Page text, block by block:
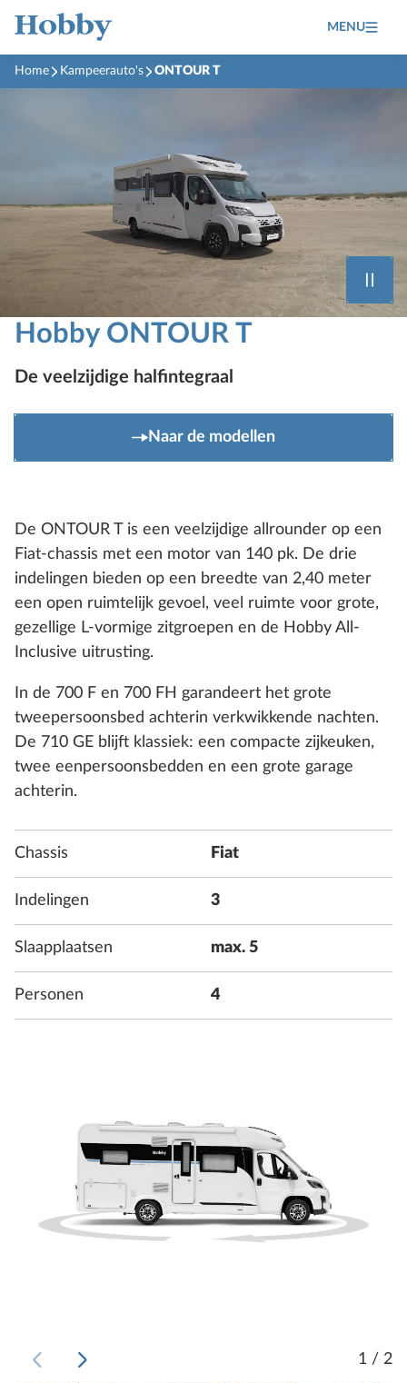
MENU
Home Kampeerauto's ONTOUR T
Hobby ONTOUR T
De veelzijdige halfintegraal
Naar de modellen
De ONTOUR T is een veelzijdige allrounder op een
Fiat-chassis met een motor van 140 pk. De drie
indelingen bieden op een breedte van 2,40 meter
een open ruimtelijk gevoel, veel ruimte voor grote,
gezellige L-vormige zitgroepen en de Hobby All-
Inclusive uitrusting.
In de 700 F en 700 FH garandeert het grote
tweepersoonsbed achterin verkwikkende nachten.
De 710 GE blijft klassiek: een compacte zijkeuken,
twee eenpersoonsbedden en een grote garage
achterin.
Chassis Fiat
Indelingen 3
Slaapplaatsen max. 5
Personen 4
1 / 2